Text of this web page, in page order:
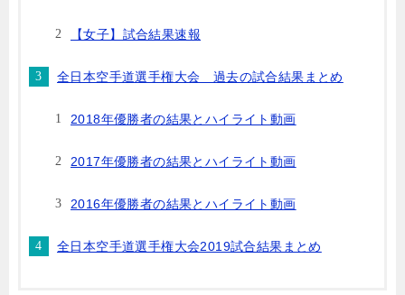
【女子】試合結果速報
全日本空手道選手権大会 過去の試合結果まとめ
2018年優勝者の結果とハイライト動画
2017年優勝者の結果とハイライト動画
2016年優勝者の結果とハイライト動画
全日本空手道選手権大会2019試合結果まとめ